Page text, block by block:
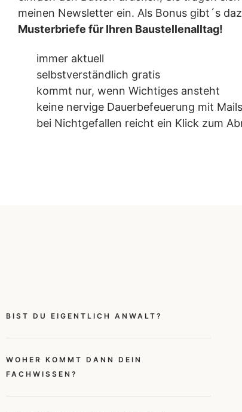
meinen Newsletter ein. Als Bonus gibt´s
Musterbriefe für Ihren Baustellenalltag!
immer aktuell
selbstverständlich gratis
kommt nur, wenn Wichtiges ansteht
keine nervige Dauerbefeuerung mit Mails
bei Nichtgefallen reicht ein Klick zum
BIST DU EIGENTLICH ANWALT?
WOHER KOMMT DANN DEIN
FACHWISSEN?